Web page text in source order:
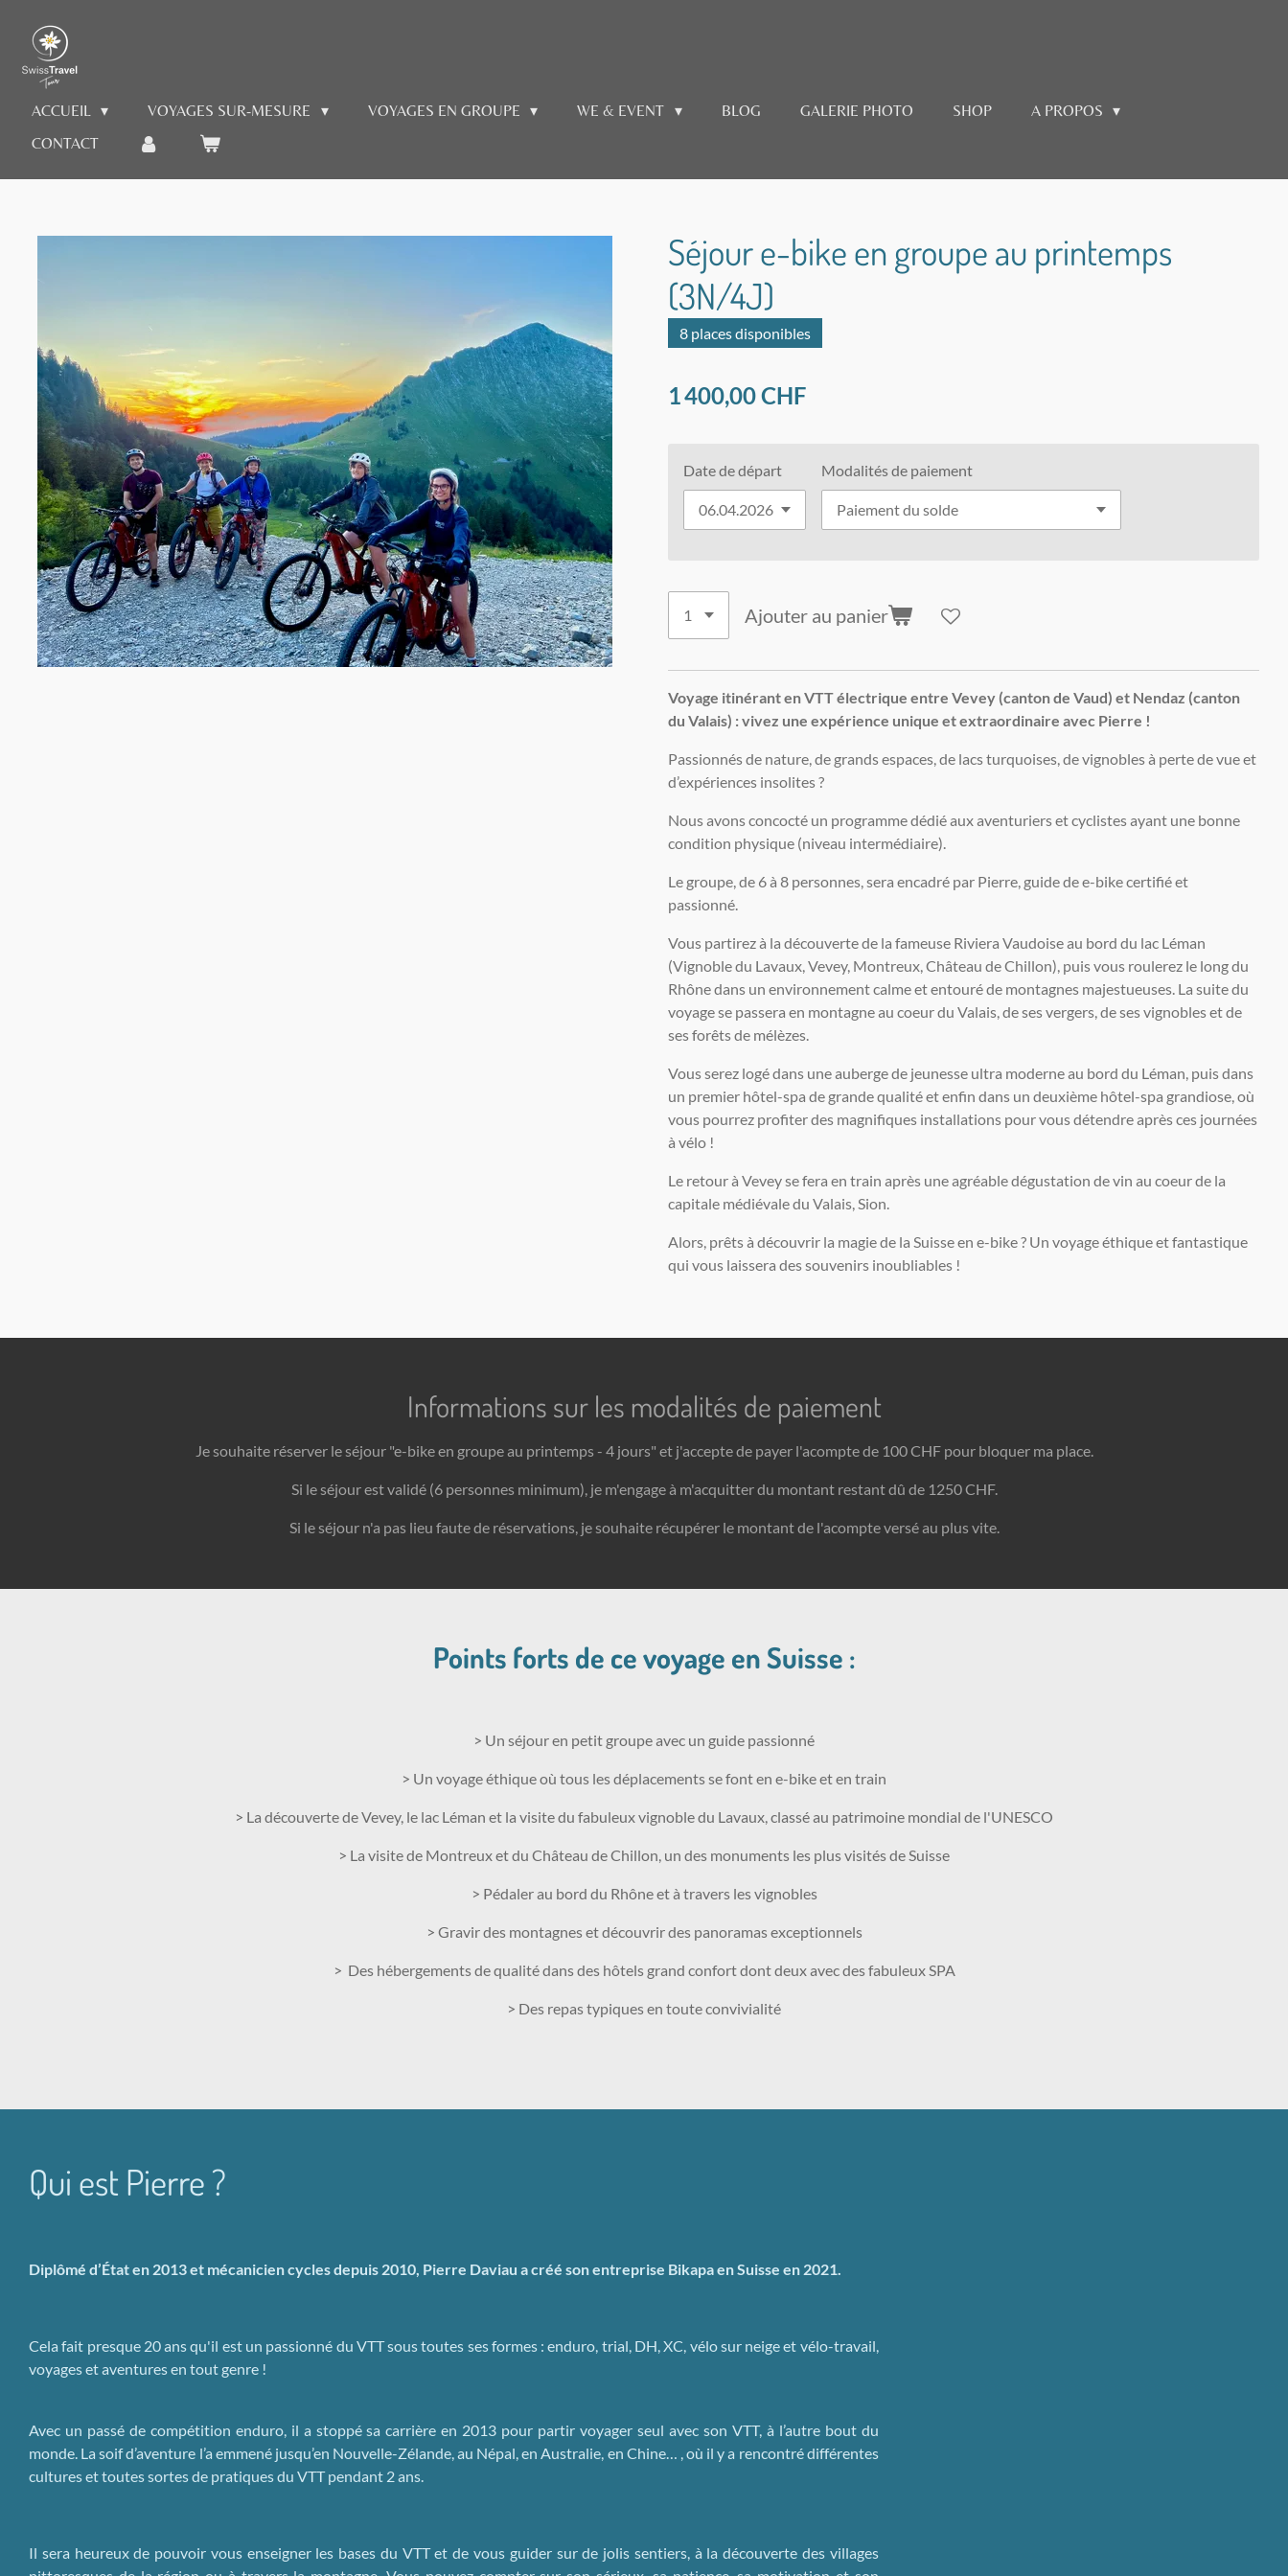
contenu
principal
ACCUEIL VOYAGES SUR-MESURE VOYAGES EN GROUPE WE & EVENT BLOG GALERIE PHOTO SHOP
A PROPOS
CONTACT
Séjour e-bike en groupe au printemps
(3N/4J)
8 places disponibles
1 400,00 CHF
Date de départ Modalités de paiement
Ajouter au panier
Voyage itinérant en VTT électrique entre Vevey (canton de Vaud) et Nendaz (canton
du Valais) : vivez une expérience unique et extraordinaire avec Pierre !
Passionnés de nature, de grands espaces, de lacs turquoises, de vignobles à perte de vue et
d’expériences insolites ?
Nous avons concocté un programme dédié aux aventuriers et cyclistes ayant une bonne
condition physique (niveau intermédiaire).
Le groupe, de 6 à 8 personnes, sera encadré par Pierre, guide de e-bike certifié et
passionné.
Vous partirez à la découverte de la fameuse Riviera Vaudoise au bord du lac Léman
(Vignoble du Lavaux, Vevey, Montreux, Château de Chillon), puis vous roulerez le long du
Rhône dans un environnement calme et entouré de montagnes majestueuses. La suite du
voyage se passera en montagne au coeur du Valais, de ses vergers, de ses vignobles et de
ses forêts de mélèzes.
Vous serez logé dans une auberge de jeunesse ultra moderne au bord du Léman, puis dans
un premier hôtel-spa de grande qualité et enfin dans un deuxième hôtel-spa grandiose, où
vous pourrez profiter des magnifiques installations pour vous détendre après ces journées
à vélo !
Le retour à Vevey se fera en train après une agréable dégustation de vin au coeur de la
capitale médiévale du Valais, Sion.
Alors, prêts à découvrir la magie de la Suisse en e-bike ? Un voyage éthique et fantastique
qui vous laissera des souvenirs inoubliables !
Informations sur les modalités de paiement
Je souhaite réserver le séjour "e-bike en groupe au printemps - 4 jours" et j'accepte de payer l'acompte de 100 CHF pour bloquer ma place.
Si le séjour est validé (6 personnes minimum), je m'engage à m'acquitter du montant restant dû de 1250 CHF.
Si le séjour n'a pas lieu faute de réservations, je souhaite récupérer le montant de l'acompte versé au plus vite.
Points forts de ce voyage en Suisse :
> Un séjour en petit groupe avec un guide passionné
> Un voyage éthique où tous les déplacements se font en e-bike et en train
> La découverte de Vevey, le lac Léman et la visite du fabuleux vignoble du Lavaux, classé au patrimoine mondial de l'UNESCO
> La visite de Montreux et du Château de Chillon, un des monuments les plus visités de Suisse
> Pédaler au bord du Rhône et à travers les vignobles
> Gravir des montagnes et découvrir des panoramas exceptionnels
> Des hébergements de qualité dans des hôtels grand confort dont deux avec des fabuleux SPA
> Des repas typiques en toute convivialité
Qui est Pierre ?
Diplômé d’État en 2013 et mécanicien cycles depuis 2010, Pierre Daviau a créé son entreprise Bikapa en Suisse en 2021.
Cela fait presque 20 ans qu'il est un passionné du VTT sous toutes ses formes : enduro, trial, DH, XC, vélo sur neige et vélo-travail,
voyages et aventures en tout genre !
Avec un passé de compétition enduro, il a stoppé sa carrière en 2013 pour partir voyager seul avec son VTT, à l’autre bout du
monde. La soif d’aventure l’a emmené jusqu’en Nouvelle-Zélande, au Népal, en Australie, en Chine… , où il y a rencontré différentes
cultures et toutes sortes de pratiques du VTT pendant 2 ans.
Il sera heureux de pouvoir vous enseigner les bases du VTT et de vous guider sur de jolis sentiers, à la découverte des villages